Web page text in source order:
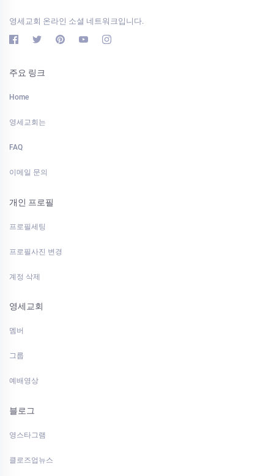
영세교회 온라인 소셜 네트워크입니다.
주요 링크
Home
영세교회는
FAQ
이메일 문의
개인 프로필
프로필세팅
프로필사진 변경
계정 삭제
영세교회
멤버
그룹
예배영상
블로그
영스타그램
클로즈업뉴스